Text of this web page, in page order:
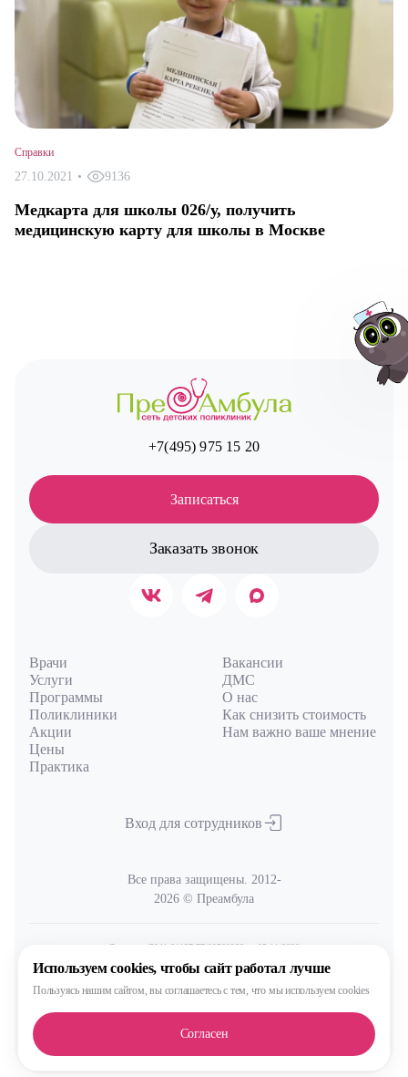
Справки
27.10.2021 • 9136
Медкарта для школы 026/у, получить
медицинскую карту для школы в Москве
+7(495) 975 15 20
Записаться
Заказать звонок
Врачи
Услуги
Программы
Поликлиники
Акции
Цены
Практика
Вакансии
ДМС
О нас
Как снизить стоимость
Нам важно ваше мнение
Вход для сотрудников
Все права защищены. 2012-
2026 © Преамбула
Лицензия Л041-01137-77/00590289 от 05.11.2020
выдана Министерством здравоохранения Московской области
Сделано, конечно, в MAX
Используем cookies, чтобы сайт работал лучше
Пользуясь нашим сайтом,вы соглашаетесь с тем, что мы используем cookies
Согласен